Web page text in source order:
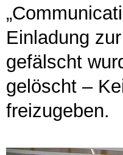
Einladung
gefälscht
gelöscht –
freizugeben.